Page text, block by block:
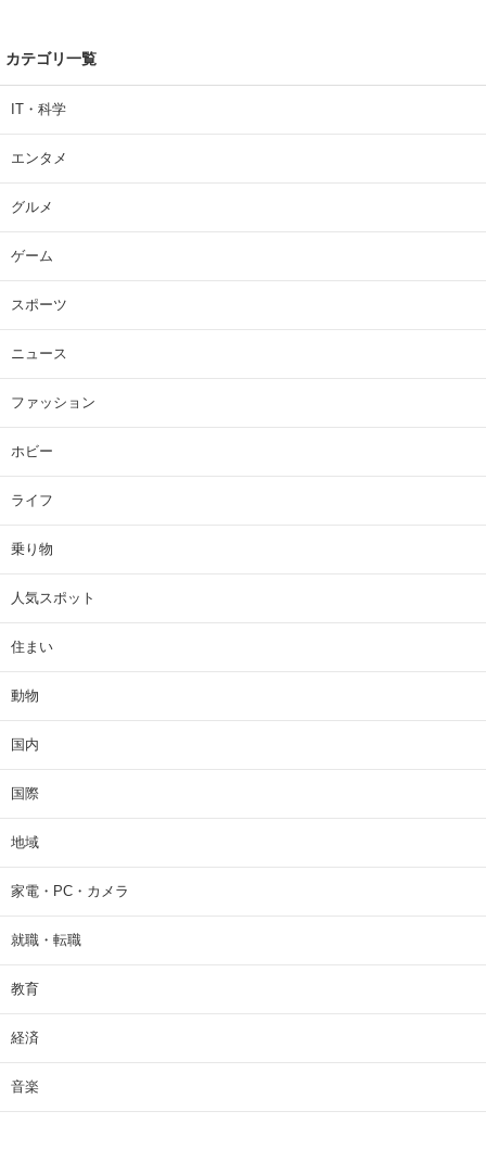
カテゴリ一覧
IT・科学
エンタメ
グルメ
ゲーム
スポーツ
ニュース
ファッション
ホビー
ライフ
乗り物
人気スポット
住まい
動物
国内
国際
地域
家電・PC・カメラ
就職・転職
教育
経済
音楽